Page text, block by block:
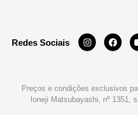
Redes Sociais
Preços e condições exclusivos
Ioneji Matsubayashi, nº 1351,